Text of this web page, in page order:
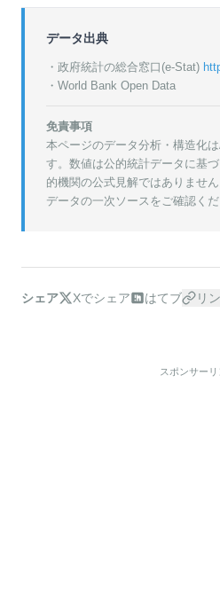
データ出典
・政府統計の総合窓口(e-Stat)
・World Bank Open Data
免責事項
本ページのデータ分析・構造化
す。数値は公的統計データに基
的機関の公式見解ではありませ
データの一次ソースをご確認くだ
シェア Xでシェア はてブ リ
スポンサーリ